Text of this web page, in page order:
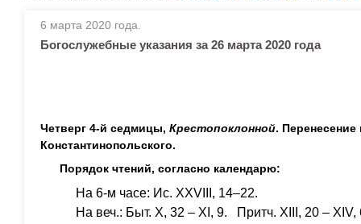
6 марта 2020 года.
Богослужебные указания за 26 марта 2020 года
Четверг 4-й седмицы, Крестопоклонной.
Константинопольского.
Порядок чтений, согласно календарю:
На 6-м часе: Ис. XXVIII, 14–22.
На веч.: Быт. X, 32 – XI, 9. Притч. XIII, 20 – XIV,